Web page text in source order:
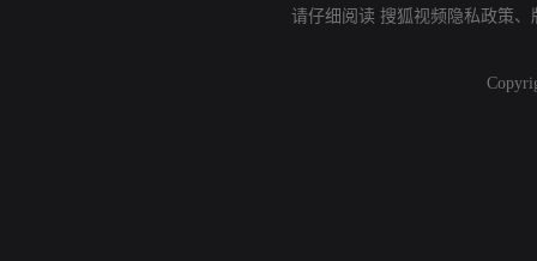
请仔细阅读 搜狐视频隐私政策、